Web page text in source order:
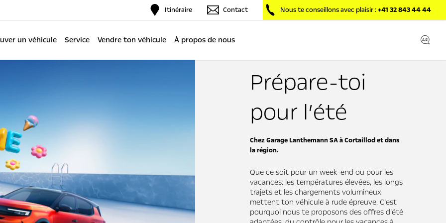
Itinéraire Contact Nous te conseillons avec plaisir :+41 32 843 44 44
un véhicule Service Vendre ton véhicule À propos de nous
Prépare-toi
pour l’été
Chez Garage Lanthemann SA à Cortaillod et dans
la région.
Que ce soit pour un week-end ou pour les
vacances: les températures élevées, les longs
trajets et les chargements volumineux
mettent ton véhicule à rude épreuve. C’est
pourquoi nous te proposons des offres d’été